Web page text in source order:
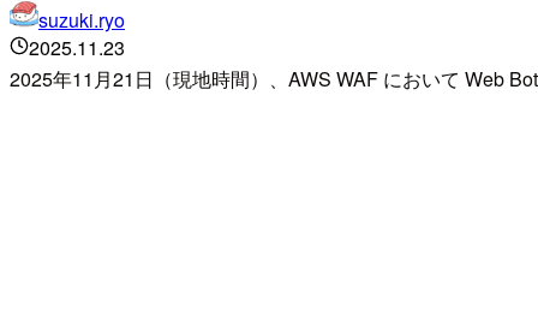
suzuki.ryo
2025.11.23
2025年11月21日（現地時間）、AWS WAF において Web